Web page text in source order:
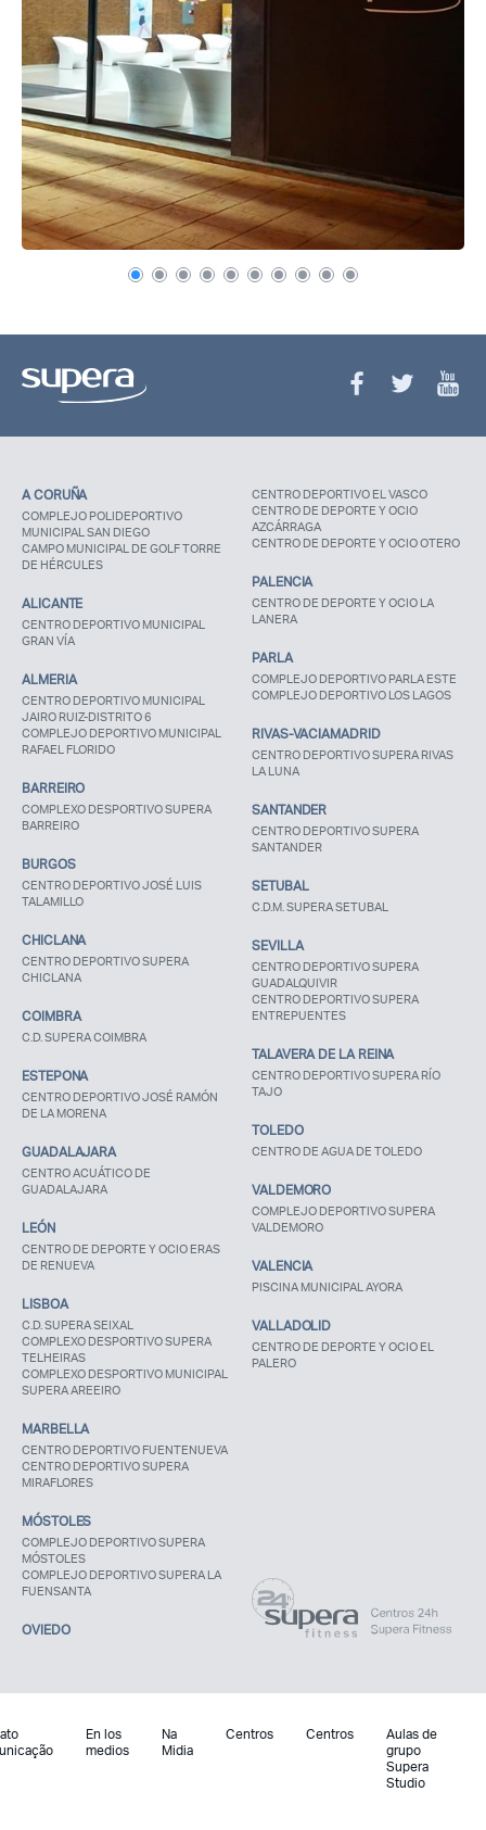
¿Ya eres socio pero no
estas registrado?
A CORUÑA
COMPLEJO POLIDEPORTIVO
MUNICIPAL SAN DIEGO
CAMPO MUNICIPAL DE GOLF TORRE
DE HÉRCULES
ALICANTE
CENTRO DEPORTIVO MUNICIPAL
GRAN VÍA
ALMERIA
CENTRO DEPORTIVO MUNICIPAL
JAIRO RUIZ-DISTRITO 6
COMPLEJO DEPORTIVO MUNICIPAL
RAFAEL FLORIDO
BARREIRO
COMPLEXO DESPORTIVO SUPERA
BARREIRO
BURGOS
CENTRO DEPORTIVO JOSÉ LUIS
TALAMILLO
CHICLANA
CENTRO DEPORTIVO SUPERA
CHICLANA
COIMBRA
C.D. SUPERA COIMBRA
ESTEPONA
CENTRO DEPORTIVO JOSÉ RAMÓN
DE LA MORENA
GUADALAJARA
CENTRO ACUÁTICO DE
GUADALAJARA
LEÓN
CENTRO DE DEPORTE Y OCIO ERAS
DE RENUEVA
LISBOA
C.D. SUPERA SEIXAL
COMPLEXO DESPORTIVO SUPERA
TELHEIRAS
COMPLEXO DESPORTIVO MUNICIPAL
SUPERA AREEIRO
MARBELLA
CENTRO DEPORTIVO FUENTENUEVA
CENTRO DEPORTIVO SUPERA
MIRAFLORES
MÓSTOLES
COMPLEJO DEPORTIVO SUPERA
MÓSTOLES
COMPLEJO DEPORTIVO SUPERA LA
FUENSANTA
OVIEDO
CENTRO DEPORTIVO EL VASCO
CENTRO DE DEPORTE Y OCIO
AZCÁRRAGA
CENTRO DE DEPORTE Y OCIO OTERO
PALENCIA
CENTRO DE DEPORTE Y OCIO LA
LANERA
PARLA
COMPLEJO DEPORTIVO PARLA ESTE
COMPLEJO DEPORTIVO LOS LAGOS
RIVAS-VACIAMADRID
CENTRO DEPORTIVO SUPERA RIVAS
LA LUNA
SANTANDER
CENTRO DEPORTIVO SUPERA
SANTANDER
SETUBAL
C.D.M. SUPERA SETUBAL
SEVILLA
CENTRO DEPORTIVO SUPERA
GUADALQUIVIR
CENTRO DEPORTIVO SUPERA
ENTREPUENTES
TALAVERA DE LA REINA
CENTRO DEPORTIVO SUPERA RÍO
TAJO
TOLEDO
CENTRO DE AGUA DE TOLEDO
VALDEMORO
COMPLEJO DEPORTIVO SUPERA
VALDEMORO
VALENCIA
PISCINA MUNICIPAL AYORA
VALLADOLID
CENTRO DE DEPORTE Y OCIO EL
PALERO
En los
medios
Na
Midia
Centros Centros
Aulas de
grupo
Supera
Studio